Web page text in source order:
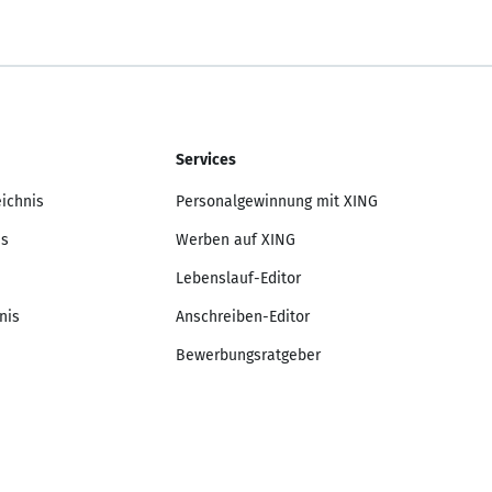
Services
Personalgewinnung mit XING
Werben auf XING
Lebenslauf-Editor
Anschreiben-Editor
Bewerbungsratgeber